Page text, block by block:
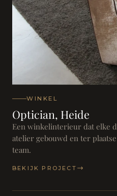
WINKEL
Optician, Heide
Een winkelinterieur dat elke
atelier gebouwd en ter
team.
BEKIJK PROJECT